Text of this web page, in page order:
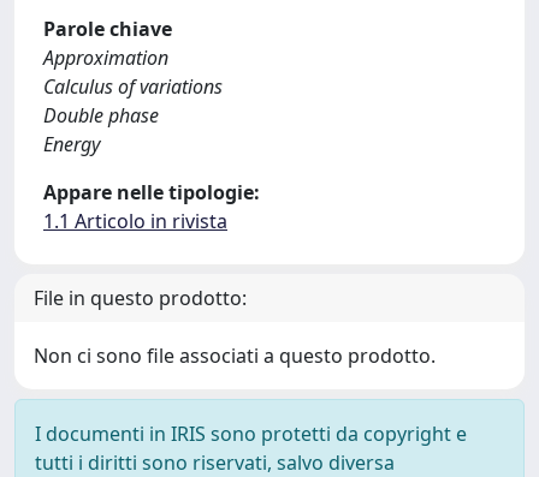
Parole chiave
Approximation
Calculus of variations
Double phase
Energy
Appare nelle tipologie:
1.1 Articolo in rivista
File in questo prodotto:
Non ci sono file associati a questo prodotto.
I documenti in IRIS sono protetti da copyright e
tutti i diritti sono riservati, salvo diversa